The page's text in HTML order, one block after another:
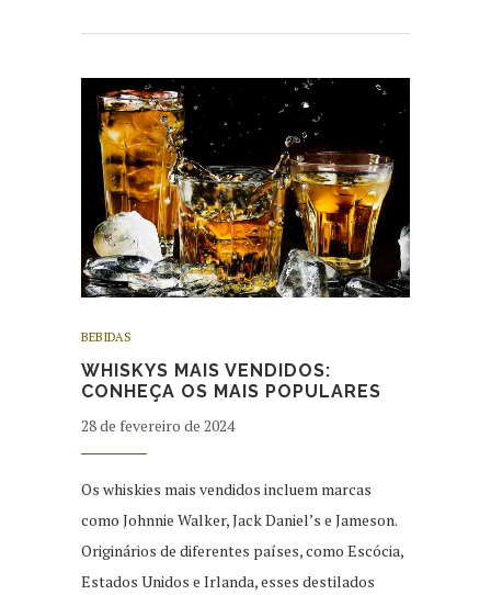
BEBIDAS
WHISKYS MAIS VENDIDOS:
CONHEÇA OS MAIS POPULARES
28 de fevereiro de 2024
Os whiskies mais vendidos incluem marcas
como Johnnie Walker, Jack Daniel’s e Jameson.
Originários de diferentes países, como Escócia,
Estados Unidos e Irlanda, esses destilados